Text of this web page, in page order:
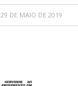
29 DE MAIO DE 2019